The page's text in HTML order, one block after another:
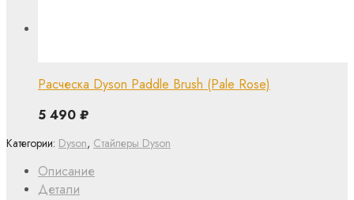
Описание
Детали
Категории: Dyson, Стайлеры Dyson
Расческа Dyson Paddle Brush (Pale Rose)
5 490 ₽